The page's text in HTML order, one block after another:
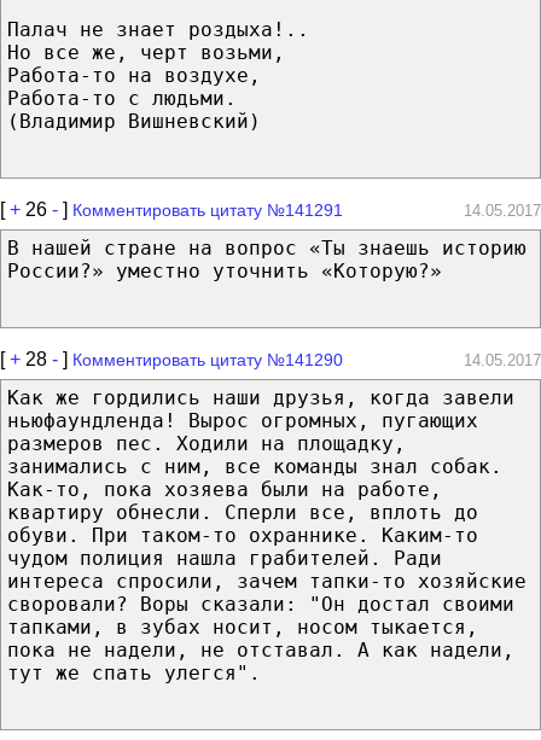
Палач не знает роздыха!..
Но все же, черт возьми,
Работа-то на воздухе,
Работа-то с людьми.
(Владимир Вишневский)
[+ 26 - ] Комментировать цитату №141291 14.05.2017
В нашей стране на вопрос «Ты знаешь историю
России?» уместно уточнить «Которую?»
[+ 28 - ] Комментировать цитату №141290 14.05.2017
Как же гордились наши друзья, когда завели
ньюфаундленда! Вырос огромных, пугающих
размеров пес. Ходили на площадку,
занимались с ним, все команды знал собак.
Как-то, пока хозяева были на работе,
квартиру обнесли. Сперли все, вплоть до
обуви. При таком-то охраннике. Каким-то
чудом полиция нашла грабителей. Ради
интереса спросили, зачем тапки-то хозяйские
своровали? Воры сказали: "Он достал своими
тапками, в зубах носит, носом тыкается,
пока не надели, не отставал. А как надели,
тут же спать улегся".